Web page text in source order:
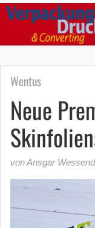
Wentus
Neue
von Ansgar